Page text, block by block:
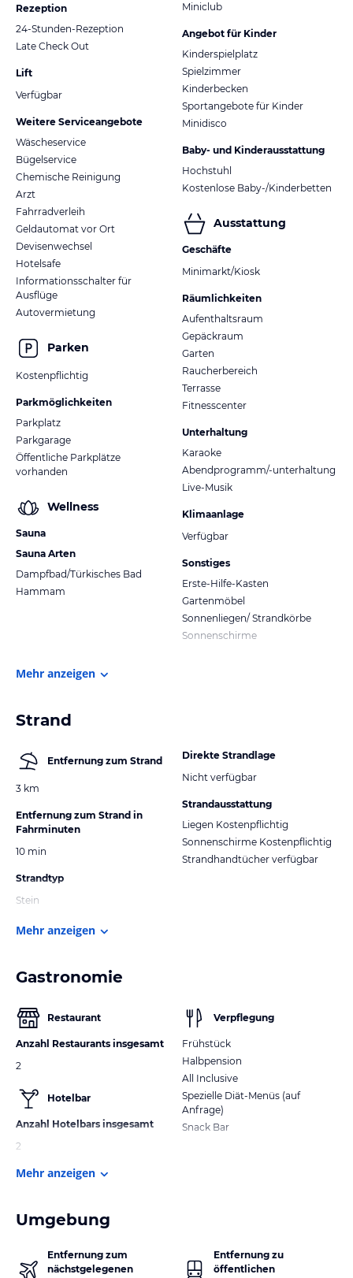
Rezeption
24-Stunden-Rezeption
Late Check Out
Lift
Verfügbar
Weitere Serviceangebote
Wäscheservice
Bügelservice
Chemische Reinigung
Arzt
Fahrradverleih
Geldautomat vor Ort
Devisenwechsel
Hotelsafe
Informationsschalter für
Ausflüge
Autovermietung
Parken
Kostenpflichtig
Parkmöglichkeiten
Parkplatz
Parkgarage
Öffentliche Parkplätze
vorhanden
Wellness
Sauna
Sauna Arten
Dampfbad/Türkisches Bad
Hammam
Miniclub
Angebot für Kinder
Kinderspielplatz
Spielzimmer
Kinderbecken
Sportangebote für Kinder
Minidisco
Baby- und Kinderausstattung
Hochstuhl
Kostenlose Baby-/Kinderbetten
Ausstattung
Geschäfte
Minimarkt/Kiosk
Räumlichkeiten
Aufenthaltsraum
Gepäckraum
Garten
Raucherbereich
Terrasse
Fitnesscenter
Unterhaltung
Karaoke
Abendprogramm/-unterhaltung
Live-Musik
Klimaanlage
Verfügbar
Sonstiges
Erste-Hilfe-Kasten
Gartenmöbel
Sonnenliegen/ Strandkörbe
Sonnenschirme
Mehr anzeigen
Strand
Entfernung zum Strand
3 km
Entfernung zum Strand in
Fahrminuten
10 min
Strandtyp
Stein
Direkte Strandlage
Nicht verfügbar
Strandausstattung
Liegen Kostenpflichtig
Sonnenschirme Kostenpflichtig
Strandhandtücher verfügbar
Mehr anzeigen
Gastronomie
Restaurant
Anzahl Restaurants insgesamt
2
Hotelbar
Anzahl Hotelbars insgesamt
2
Verpflegung
Frühstück
Halbpension
All Inclusive
Spezielle Diät-Menüs (auf
Anfrage)
Snack Bar
Mehr anzeigen
Umgebung
Entfernung zum
nächstgelegenen
Entfernung zu
öffentlichen